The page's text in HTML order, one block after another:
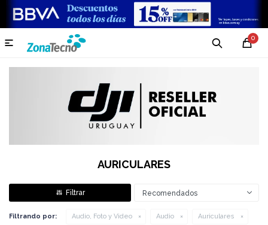
0

AURICULARES
Recomendados
Filtrando por: Audio, Foto y Video Audio Auriculares